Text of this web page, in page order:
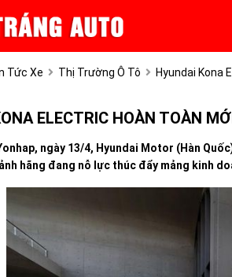
Tức Xe Thị Trường Ô Tô Hyundai Kona
ELECTRIC HOÀN TOÀN
ngày 13/4, Hyundai Motor (Hàn
hãng đang nỗ lực thúc đẩy mảng kinh